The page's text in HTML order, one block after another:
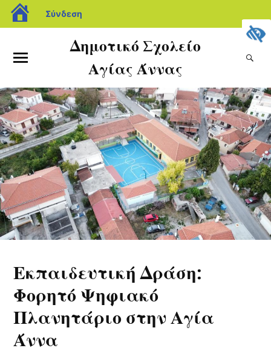
Σύνδεση
Δημοτικό Σχολείο
Αγίας Άννας
Εκπαιδευτική Δράση:
Φορητό Ψηφιακό
Πλανητάριο στην Αγία
Άννα